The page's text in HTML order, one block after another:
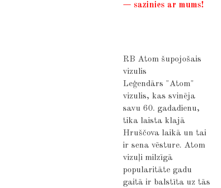
— sazinies ar mums!​​​​​​​​​​​​​​​​
RB Atom šupojošais
vizulis
Leģendārs "Atom"
vizulis, kas svinēja
savu 60. gadadienu,
tika laista klajā
Hruščova laikā un tai
ir sena vēsture. Atom
vizuļi milzīgā
popularitāte gadu
gaitā ir balstīta uz tās